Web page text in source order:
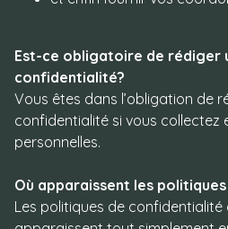
Est-ce obligatoire de rédiger
confidentialité?
Où apparaissent les